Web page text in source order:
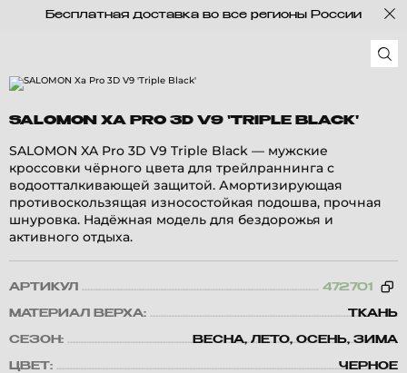
Бесплатная доставка во все регионы России
SALOMON XA PRO 3D V9 'TRIPLE BLACK'
SALOMON XA Pro 3D V9 Triple Black — мужские
кроссовки чёрного цвета для трейлраннинга с
водоотталкивающей защитой. Амортизирующая
противоскользящая износостойкая подошва, прочная
шнуровка. Надёжная модель для бездорожья и
активного отдыха.
АРТИКУЛ 472701
МАТЕРИАЛ ВЕРХА: ТКАНЬ
СЕЗОН: ВЕСНА, ЛЕТО, ОСЕНЬ, ЗИМА
ЦВЕТ: ЧЕРНОЕ